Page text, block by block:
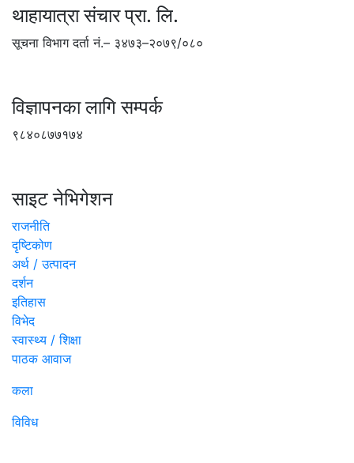
थाहायात्रा संचार प्रा. लि.
सूचना विभाग दर्ता नं.– ३४७३–२०७९/०८०
विज्ञापनका लागि सम्पर्क
९८४०८७७१७४
साइट नेभिगेशन
राजनीति
दृष्टिकोण
अर्थ / उत्पादन
दर्शन
इतिहास
विभेद
स्वास्थ्य / शिक्षा
पाठक आवाज
कला
विविध